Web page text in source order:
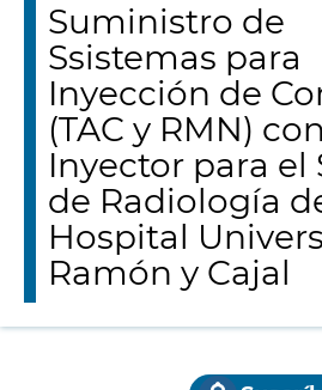
Suministro de
Ssistemas para
Inyección de
(TAC y RMN) con
Inyector para el
de Radiología
Hospital
Ramón y Cajal